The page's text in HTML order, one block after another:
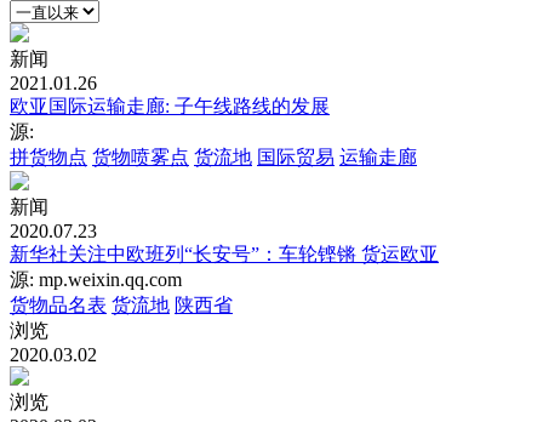
新闻
2021.01.26
欧亚国际运输走廊: 子午线路线的发展
源:
拼货物点 货物喷雾点 货流地 国际贸易 运输走廊
新闻
2020.07.23
新华社关注中欧班列“长安号”：车轮铿锵 货运欧亚
源: mp.weixin.qq.com
货物品名表 货流地 陕西省
浏览
2020.03.02
浏览